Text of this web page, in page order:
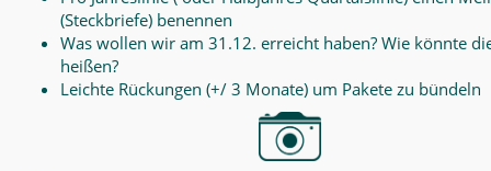
(Steckbriefe) benennen
Was wollen wir am 31.12. erreicht haben? Wie könnte
heißen?
Leichte Rückungen (+/ 3 Monate) um Pakete zu bündeln